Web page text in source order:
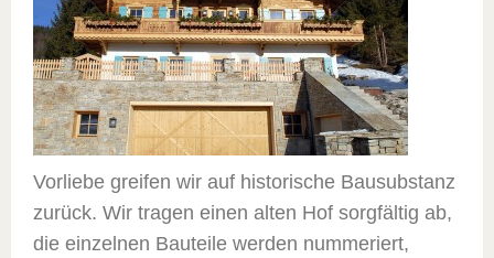
Vorliebe greifen wir auf historische Bausubstanz
zurück. Wir tragen einen alten Hof sorgfältig ab,
die einzelnen Bauteile werden nummeriert,